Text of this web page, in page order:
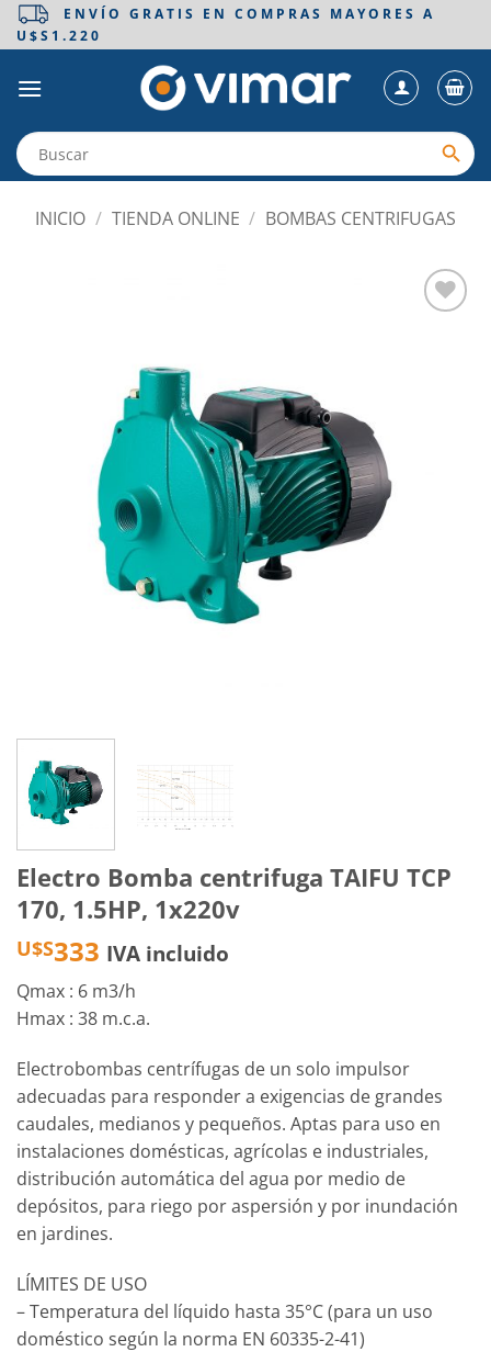
Saltar
ENVÍO GRATIS EN COMPRAS MAYORES A
U$S1.220
INICIO / TIENDA ONLINE / BOMBAS CENTRIFUGAS
Electro Bomba centrifuga TAIFU TCP
170, 1.5HP, 1x220v
U$S333 IVA incluido
Qmax : 6 m3/h
Hmax : 38 m.c.a.
Electrobombas centrífugas de un solo impulsor
adecuadas para responder a exigencias de grandes
caudales, medianos y pequeños. Aptas para uso en
instalaciones domésticas, agrícolas e industriales,
distribución automática del agua por medio de
depósitos, para riego por aspersión y por inundación
en jardines.
LÍMITES DE USO
– Temperatura del líquido hasta 35°C (para un uso
doméstico según la norma EN 60335-2-41)